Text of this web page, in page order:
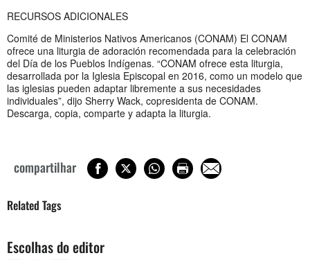
RECURSOS ADICIONALES
Comité de Ministerios Nativos Americanos (CONAM) El CONAM
ofrece una liturgia de adoración recomendada para la celebración
del Día de los Pueblos Indígenas. “CONAM ofrece esta liturgia,
desarrollada por la Iglesia Episcopal en 2016, como un modelo que
las iglesias pueden adaptar libremente a sus necesidades
individuales”, dijo Sherry Wack, copresidenta de CONAM.
Descarga, copia, comparte y adapta la liturgia.
compartilhar
Related Tags
Escolhas do editor